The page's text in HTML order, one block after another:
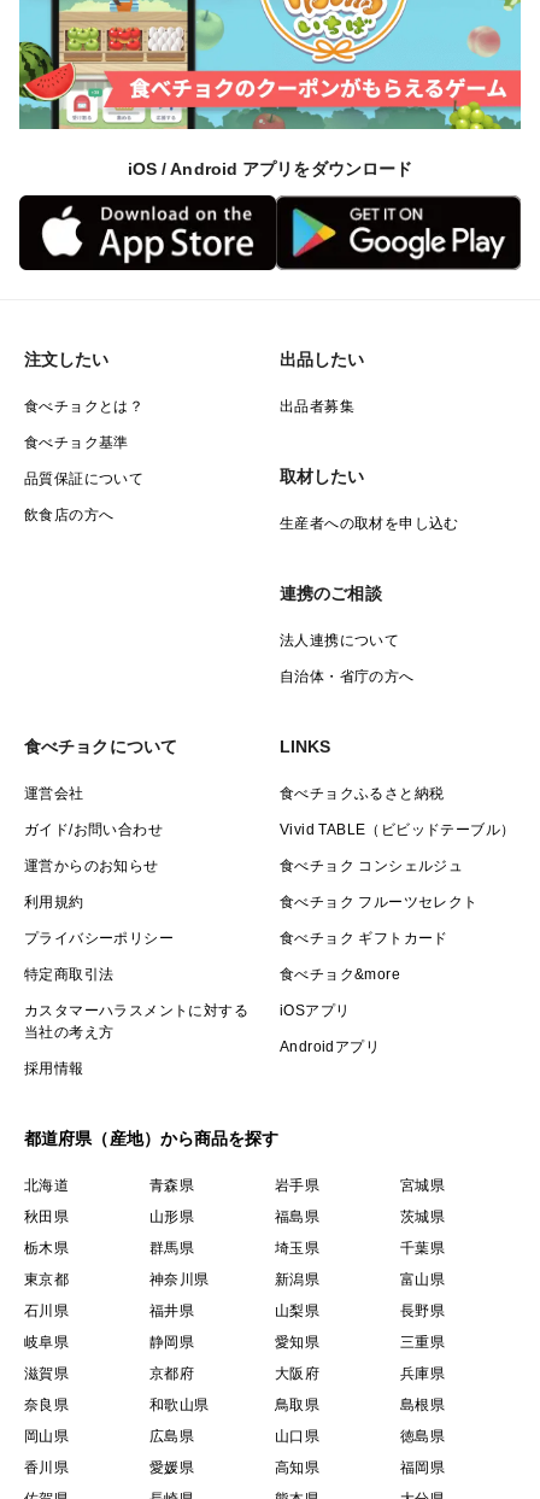
iOS / Android アプリをダウンロード
注文したい
食べチョクとは？
食べチョク基準
品質保証について
飲食店の方へ
出品したい
出品者募集
取材したい
生産者への取材を申し込む
連携のご相談
法人連携について
自治体・省庁の方へ
食べチョクについて
運営会社
ガイド/お問い合わせ
運営からのお知らせ
利用規約
プライバシーポリシー
特定商取引法
カスタマーハラスメントに対する
当社の考え方
採用情報
LINKS
食べチョクふるさと納税
Vivid TABLE（ビビッドテーブル）
食べチョク コンシェルジュ
食べチョク フルーツセレクト
食べチョク ギフトカード
食べチョク&more
iOSアプリ
Androidアプリ
都道府県（産地）から商品を探す
北海道 青森県 岩手県
宮城県
秋田県
山形県 福島県
茨城県
栃木県
群馬県 埼玉県
千葉県
東京都
神奈川県 新潟県
富山県
石川県
福井県 山梨県
長野県
岐阜県
静岡県 愛知県
三重県
滋賀県
京都府 大阪府
兵庫県
奈良県
和歌山県 鳥取県
島根県
岡山県
広島県 山口県
徳島県
香川県
愛媛県 高知県
福岡県